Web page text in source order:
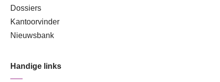
Dossiers
Kantoorvinder
Nieuwsbank
Handige links